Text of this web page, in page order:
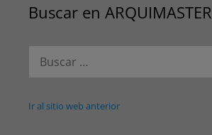
Buscar en ARQUIMASTER
Ir al sitio web anterior